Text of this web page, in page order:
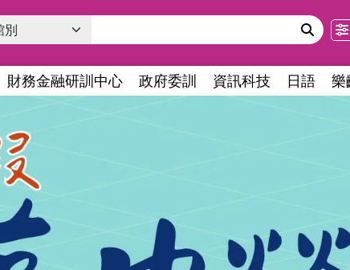
財務金融研訓中心 政府委訓 資訊科技 日語 樂